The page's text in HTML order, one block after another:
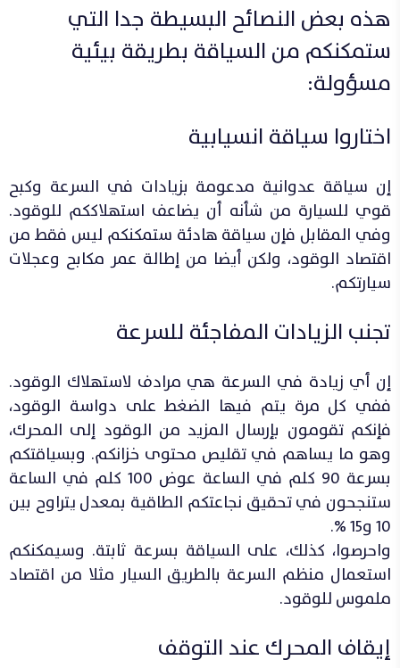
هذه بعض النصائح البسيطة جدا التي
ستمكنكم من السياقة بطريقة بيئية
مسؤولة:
اختاروا سياقة انسيابية
إن سياقة عدوانية مدعومة بزيادات في السرعة وكبح
قوي للسيارة من شأنه أن يضاعف استهلاككم للوقود.
وفي المقابل فإن سياقة هادئة ستمكنكم ليس فقط من
اقتصاد الوقود، ولكن أيضا من إطالة عمر مكابح وعجلات
سيارتكم.
تجنب الزيادات المفاجئة للسرعة
إن أي زيادة في السرعة هي مرادف لاستهلاك الوقود.
ففي كل مرة يتم فيها الضغط على دواسة الوقود،
فإنكم تقومون بإرسال المزيد من الوقود إلى المحرك،
وهو ما يساهم في تقليص محتوى خزانكم. وبسياقتكم
بسرعة 90 كلم في الساعة عوض 100 كلم في الساعة
ستنجحون في تحقيق نجاعتكم الطاقية بمعدل يتراوح بين
10 و15 %.
واحرصوا، كذلك، على السياقة بسرعة ثابتة. وسيمكنكم
استعمال منظم السرعة بالطريق السيار مثلا من اقتصاد
ملموس للوقود.
إيقاف المحرك عند التوقف